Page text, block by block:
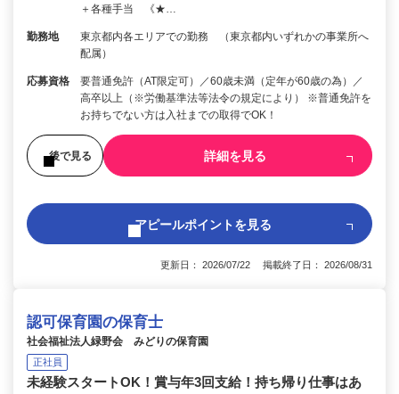
＋各種手当 《★…
勤務地
東京都内各エリアでの勤務 （東京都内いずれかの事業所へ
配属）
応募資格
要普通免許（AT限定可）／60歳未満（定年が60歳の為）／
高卒以上（※労働基準法等法令の規定により） ※普通免許を
お持ちでない方は入社までの取得でOK！
後で見る 詳細を見る
アピールポイントを見る
更新日： 2026/07/22 掲載終了日： 2026/08/31
認可保育園の保育士
社会福祉法人緑野会 みどりの保育園
正社員
未経験スタートOK！賞与年3回支給！持ち帰り仕事はあ